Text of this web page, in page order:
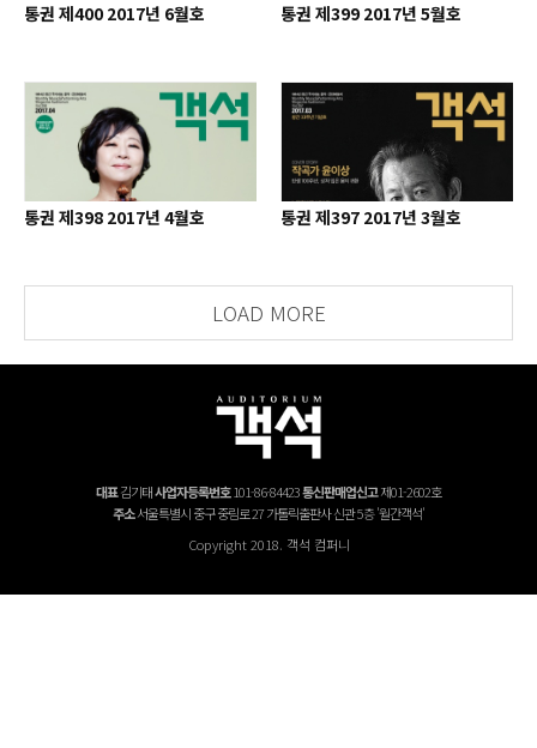
통권 제400 2017년 6월호 통권 제399 2017년 5월호
통권 제398 2017년 4월호 통권 제397 2017년 3월호
LOAD MORE
대표김기태사업자등록번호101-86-84423통신판매업신고제01-2602호
주소서울특별시 중구 중림로 27 가톨릭출판사 신관 5층 '월간객석'
Copyright 2018. 객석 컴퍼니